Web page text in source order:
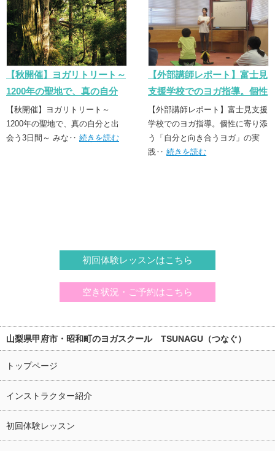
【秋開催】ヨガリトリート～
1200年の聖地で、真の自分
と出会う3日間～
【秋開催】ヨガリトリート～
1200年の聖地で、真の自分と出
会う3日間～ みな‥ 続きを読む
【外部講師レポート】富士見
支援学校でのヨガ指導。個性
に寄り添う「誠実なヨガ」の
実践
【外部講師レポート】富士見支援
学校でのヨガ指導。個性に寄り添
う「自分と向き合うヨガ」の実
践‥続きを読む
初回体験レッスンはこちら
空き状況・ご予約はこちら
山梨県甲府市・昭和町のヨガスクール TSUNAGU（つなぐ）
トップページ
インストラクター紹介
初回体験レッスン